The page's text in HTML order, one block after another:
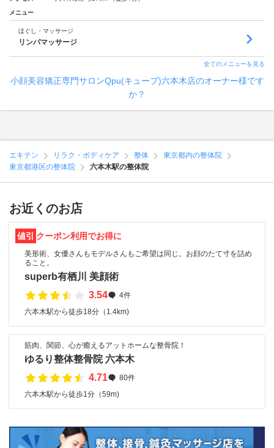
メニュー
ほぐし・マッサージ
リンパマッサージ
全てのメニューを見る
小顔美容矯正専門サロンQpu(キュープ)六本木店のオーナー様です
か？
エキテン リラク・ボディケア 整体
東京都内の整体院
東京都港区の整体院
六本木駅の整体院
お近くのお店
値引 クーポン利用でお得に
美形術、女優さんもモデルさんもご希望は同じ。お顔のたて寸を詰め
ること。
superb有栖川 美顔術
3.54
4件
六本木駅から徒歩18分（1.4km)
筋肉、関節、心が癒えるアットホームな整骨院！
ゆるり整体整骨院 六本木
4.71
80件
六本木駅から徒歩1分（59m)